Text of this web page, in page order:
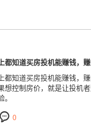
都知道买房投机能赚钱，
都知道买房投机能赚钱，
想控制房价，就是让投机
0